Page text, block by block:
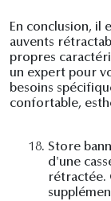
En conclusion, il
auvents
propres
un expert pour
besoins
confortable,
18. Store
d'une
rétractée.